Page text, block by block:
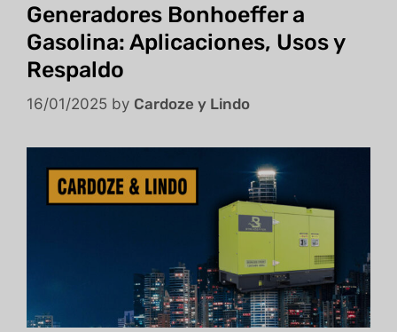
Generadores Bonhoeffer a
Gasolina: Aplicaciones, Usos y
Respaldo
16/01/2025 by Cardoze y Lindo